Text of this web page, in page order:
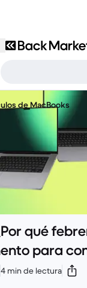
de MacBooks
qué
para
4 min de lectura